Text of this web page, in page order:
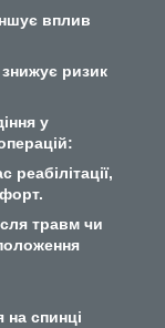
вплив
ризик
у
реабілітації,
травм чи
спинці